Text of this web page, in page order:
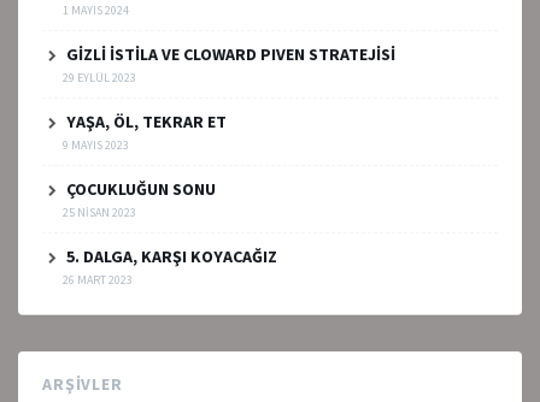
1 MAYIS 2024
GİZLİ İSTİLA VE CLOWARD PIVEN STRATEJİSİ
29 EYLÜL 2023
YAŞA, ÖL, TEKRAR ET
9 MAYIS 2023
ÇOCUKLUĞUN SONU
25 NISAN 2023
5. DALGA, KARŞI KOYACAĞIZ
26 MART 2023
ARŞIVLER